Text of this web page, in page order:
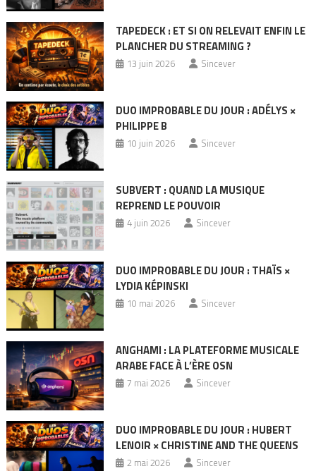
TAPEDECK : ET SI ON RELEVAIT ENFIN LE
PLANCHER DU STREAMING ?
13 juin 2026 Sincever
DUO IMPROBABLE DU JOUR : ADÉLYS ×
PHILIPPE B
10 juin 2026 Sincever
SUBVERT : QUAND LA MUSIQUE
REPREND LE POUVOIR
4 juin 2026 Sincever
DUO IMPROBABLE DU JOUR : THAÏS ×
LYDIA KÉPINSKI
10 mai 2026 Sincever
ANGHAMI : LA PLATEFORME MUSICALE
ARABE FACE À L’ÈRE OSN
7 mai 2026 Sincever
DUO IMPROBABLE DU JOUR : HUBERT
LENOIR × CHRISTINE AND THE QUEENS
2 mai 2026 Sincever